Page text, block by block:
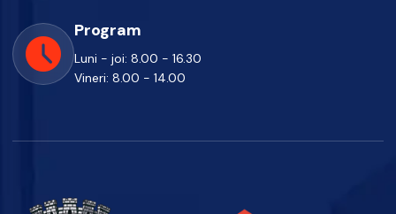
Program
Luni - joi: 8.00 - 16.30
Vineri: 8.00 - 14.00